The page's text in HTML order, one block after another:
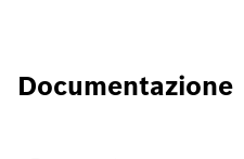
Documentazione